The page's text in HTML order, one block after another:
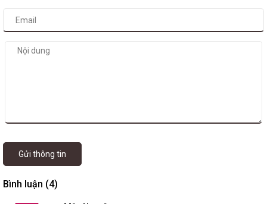
Gửi thông tin
Bình luận (4)